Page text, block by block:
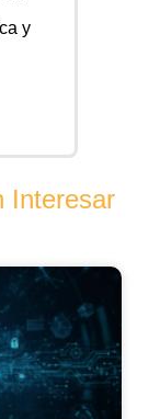
y
Interesar